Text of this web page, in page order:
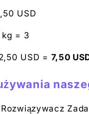
USD
kg = 3
USD = 7,50